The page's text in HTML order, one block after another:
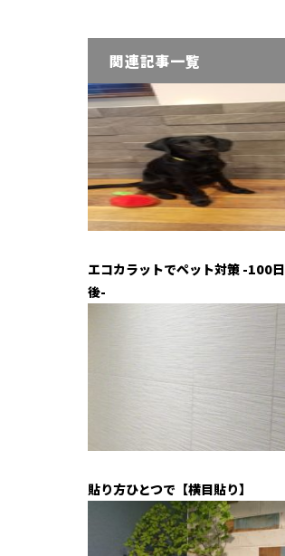
関連記事一覧
エコカラットでペット対策 -100日
後-
貼り方ひとつで【横目貼り】